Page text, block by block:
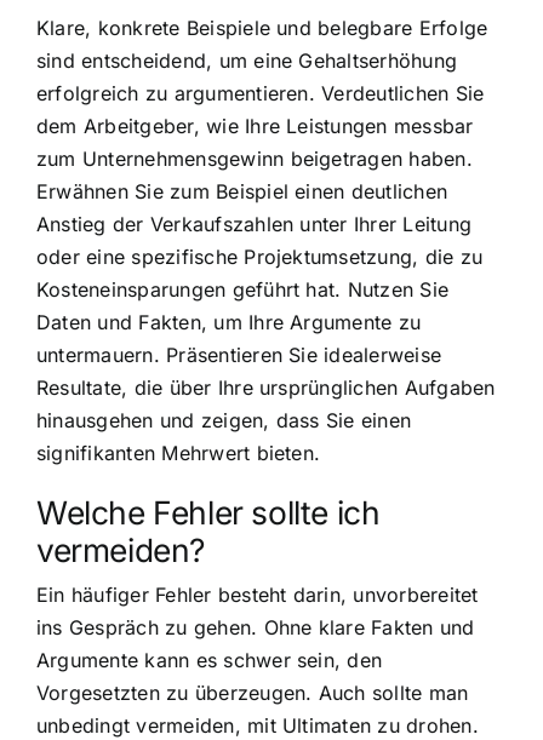
Klare, konkrete Beispiele und belegbare Erfolge
sind entscheidend, um eine Gehaltserhöhung
erfolgreich zu argumentieren. Verdeutlichen Sie
dem Arbeitgeber, wie Ihre Leistungen messbar
zum Unternehmensgewinn beigetragen haben.
Erwähnen Sie zum Beispiel einen deutlichen
Anstieg der Verkaufszahlen unter Ihrer Leitung
oder eine spezifische Projektumsetzung, die zu
Kosteneinsparungen geführt hat. Nutzen Sie
Daten und Fakten, um Ihre Argumente zu
untermauern. Präsentieren Sie idealerweise
Resultate, die über Ihre ursprünglichen Aufgaben
hinausgehen und zeigen, dass Sie einen
signifikanten Mehrwert bieten.
Welche Fehler sollte ich
vermeiden?
Ein häufiger Fehler besteht darin, unvorbereitet
ins Gespräch zu gehen. Ohne klare Fakten und
Argumente kann es schwer sein, den
Vorgesetzten zu überzeugen. Auch sollte man
unbedingt vermeiden, mit Ultimaten zu drohen.